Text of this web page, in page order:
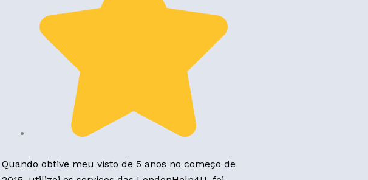
Quando obtive meu visto de 5 anos no começo de